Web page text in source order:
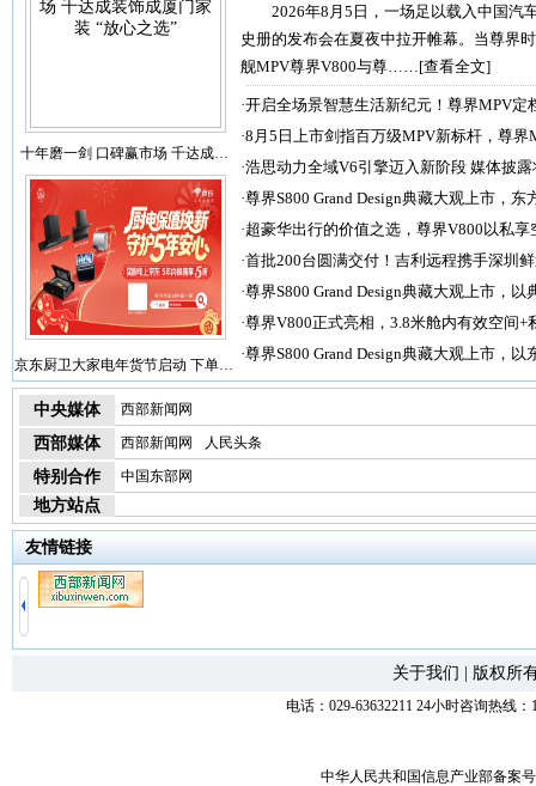
十年磨一剑 口碑赢市场 千达成…
京东厨卫大家电年货节启动 下单…
2026年8月5日，一场足以载入中国汽
史册的发布会在夏夜中拉开帷幕。当尊界
舰MPV尊界V800与尊……[查看全文]
·开启全场景智慧生活新纪元！尊界MPV
·8月5日上市剑指百万级MPV新标杆，尊
·浩思动力全域V6引擎迈入新阶段 媒体披
·尊界S800 Grand Design典藏大观上市，
·超豪华出行的价值之选，尊界V800以私
·首批200台圆满交付！吉利远程携手深圳
·尊界S800 Grand Design典藏大观上市，
·尊界V800正式亮相，3.8米舱内有效空间
·尊界S800 Grand Design典藏大观上市，
中央媒体 西部新闻网
西部媒体 西部新闻网 人民头条
特别合作 中国东部网
地方站点
友情链接
关于我们 版权所
电话：029-63632211 24小时咨询热线
中华人民共和国信息产业部备案